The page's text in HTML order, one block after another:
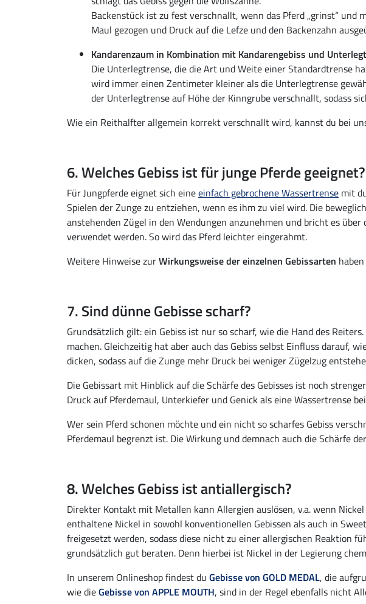
Backenstück ist zu fest verschnallt, wenn das Pferd „grinst“ und
Maul gezogen und Druck auf die Lefze und den Backenzahn
Kandarenzaum in Kombination mit Kandarengebiss und
Die Unterlegtrense, die die Art und Weite einer Standardtrense
wird immer einen Zentimeter kleiner als die Unterlegtrense
der Unterlegtrense auf Höhe der Kinngrube verschnallt, sodass
Wie ein Reithalfter allgemein korrekt verschnallt wird, kannst du bei
6. Welches Gebiss ist für junge Pferde geeignet?
Für Jungpferde eignet sich eineeinfach gebrochene Wassertrense mit
Spielen der Zunge zu entziehen, wenn es ihm zu viel wird. Die
anstehenden Zügel in den Wendungen anzunehmen und bricht es
verwendet werden. So wird das Pferd leichter eingerahmt.
Weitere Hinweise zurWirkungsweise der einzelnen Gebissarten
7. Sind dünne Gebisse scharf?
Grundsätzlich gilt: ein Gebiss ist nur so scharf, wie die Hand des
machen. Gleichzeitig hat aber auch das Gebiss selbst Einfluss darauf,
dicken, sodass auf die Zunge mehr Druck bei weniger Zügelzug
Die Gebissart mit Hinblick auf die Schärfe des Gebisses ist noch
Druck auf Pferdemaul, Unterkiefer und Genick als eine Wassertrense
Wer sein Pferd schonen möchte und ein nicht so scharfes Gebiss
Pferdemaul begrenzt ist. Die Wirkung und demnach auch die Schärfe
8. Welches Gebiss ist antiallergisch?
Direkter Kontakt mit Metallen kann Allergien auslösen, v.a. wenn
enthaltene Nickel in sowohl konventionellen Gebissen als auch in
freigesetzt werden, sodass diese nicht zu einer allergischen Reaktion
grundsätzlich gut beraten. Denn hierbei ist Nickel in der Legierung
In unserem Onlineshop findest du Gebisse von GOLD MEDAL, die
wie dieGebisse von APPLE MOUTH, sind in der Regel ebenfalls nicht